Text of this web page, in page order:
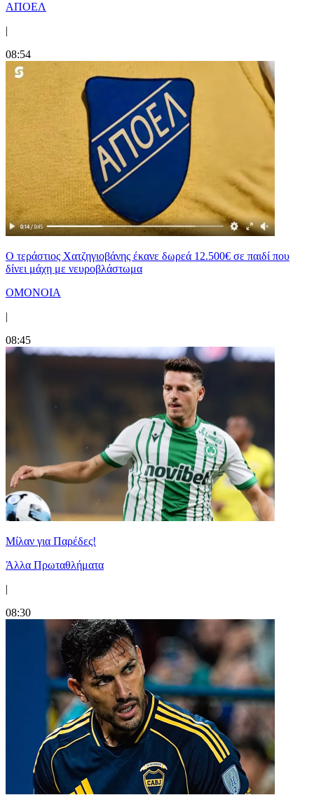
ΑΠΟΕΛ
|
08:54
Ο τεράστιος Χατζηγιοβάνης έκανε δωρεά 12.500€ σε παιδί που
δίνει μάχη με νευροβλάστωμα
ΟΜΟΝΟΙΑ
|
08:45
Μίλαν για Παρέδες!
Άλλα Πρωταθλήματα
|
08:30